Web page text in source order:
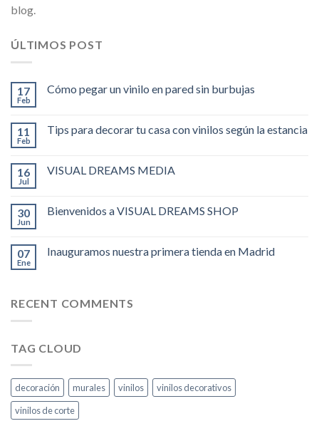
blog.
ÚLTIMOS POST
17
Feb
Cómo pegar un vinilo en pared sin burbujas
11
Feb
Tips para decorar tu casa con vinilos según la estancia
16
Jul
VISUAL DREAMS MEDIA
30
Jun
Bienvenidos a VISUAL DREAMS SHOP
07
Ene
Inauguramos nuestra primera tienda en Madrid
RECENT COMMENTS
TAG CLOUD
decoración murales vinilos
vinilos decorativos
vinilos de corte